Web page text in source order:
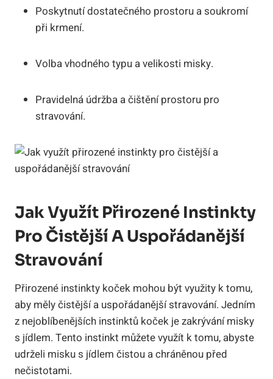
Poskytnutí dostatečného prostoru a soukromí
při krmení.
Volba vhodného typu a velikosti misky.
Pravidelná údržba a čištění prostoru pro
stravování.
Jak Využít Přirozené Instinkty
Pro Čistější A Uspořádanější
Stravování
Přirozené instinkty koček mohou být využity k tomu,
aby měly čistější a uspořádanější stravování. Jedním
z nejoblíbenějších instinktů koček je zakrývání misky
s jídlem. Tento instinkt můžete využít k tomu, abyste
udrželi misku s jídlem čistou a chráněnou před
nečistotami.